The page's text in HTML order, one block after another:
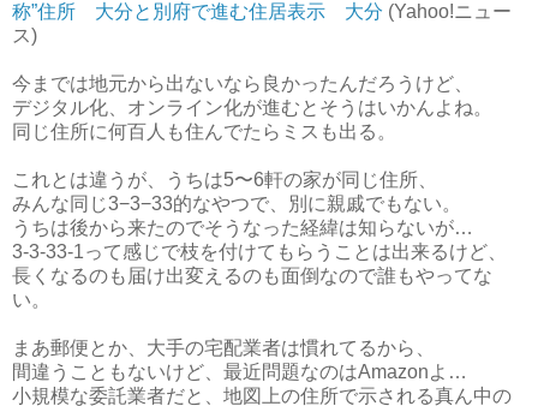
称”住所 大分と別府で進む住居表示 大分 (Yahoo!ニュー
ス)
今までは地元から出ないなら良かったんだろうけど、
デジタル化、オンライン化が進むとそうはいかんよね。
同じ住所に何百人も住んでたらミスも出る。
これとは違うが、うちは5〜6軒の家が同じ住所、
みんな同じ3−3−33的なやつで、別に親戚でもない。
うちは後から来たのでそうなった経緯は知らないが…
3-3-33-1って感じで枝を付けてもらうことは出来るけど、
長くなるのも届け出変えるのも面倒なので誰もやってな
い。
まあ郵便とか、大手の宅配業者は慣れてるから、
間違うこともないけど、最近問題なのはAmazonよ…
小規模な委託業者だと、地図上の住所で示される真ん中の